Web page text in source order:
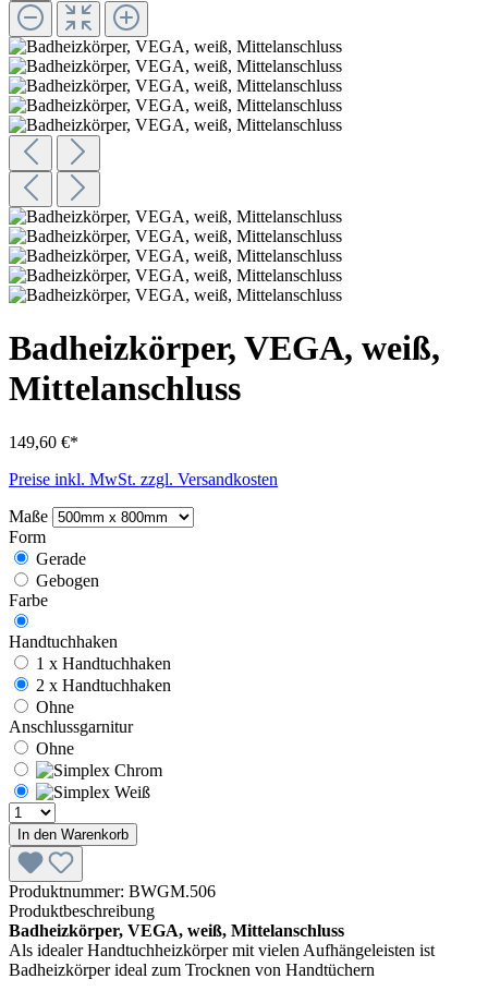
Badheizkörper, VEGA, weiß,
Mittelanschluss
149,60 €*
Preise inkl. MwSt. zzgl. Versandkosten
Maße
Form
Gerade
Gebogen
Farbe
Handtuchhaken
1 x Handtuchhaken
2 x Handtuchhaken
Ohne
Anschlussgarnitur
Ohne
In den Warenkorb
Produktnummer: BWGM.506
Produktbeschreibung
Badheizkörper, VEGA, weiß, Mittelanschluss
Als idealer Handtuchheizkörper mit vielen Aufhängeleisten ist
Badheizkörper ideal zum Trocknen von Handtüchern